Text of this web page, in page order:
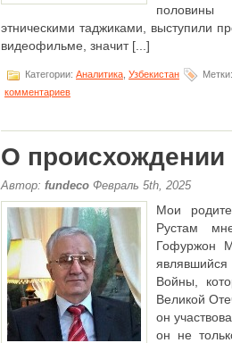
половины
этническими таджиками, выступили
видеофильме, значит [...]
Категории: Аналитика Узбекистан Метки:
комментариев
О
Автор: fundeco Февраль 5th, 2025
Мои
Рустам
Гофуржон
Войны,
Великой
он
он не